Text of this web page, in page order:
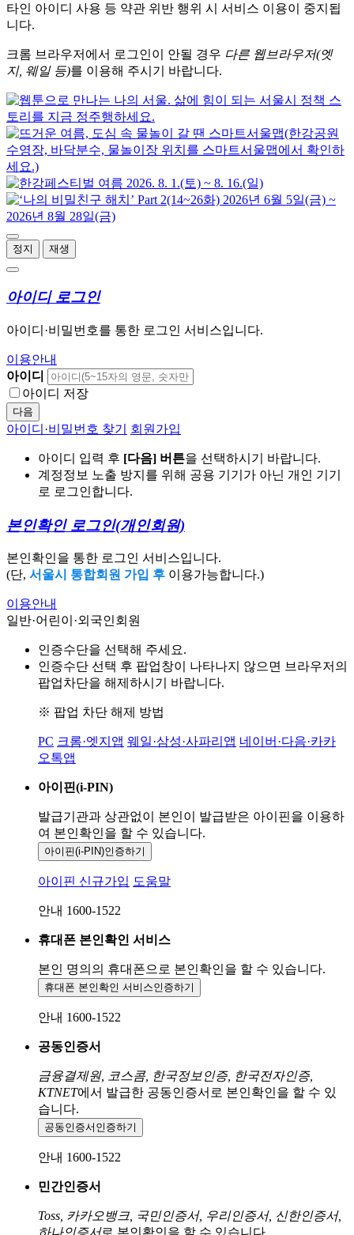
타인 아이디 사용 등 약관 위반 행위 시 서비스 이용이 중지됩
니다.
크롬 브라우저에서 로그인이 안될 경우 다른 웹브라우저(엣
지, 웨일 등)를 이용해 주시기 바랍니다.
정지 재생
아이디 로그인
아이디·비밀번호를 통한 로그인 서비스입니다.
이용안내
아이디
아이디 저장
다음
아이디·비밀번호 찾기 회원가입
아이디 입력 후 [다음] 버튼을 선택하시기 바랍니다.
계정정보 노출 방지를 위해 공용 기기가 아닌 개인 기기
로 로그인합니다.
본인확인 로그인(개인회원)
본인확인을 통한 로그인 서비스입니다.
(단, 서울시 통합회원 가입 후 이용가능합니다.)
이용안내
일반·어린이·외국인회원
인증수단을 선택해 주세요.
인증수단 선택 후 팝업창이 나타나지 않으면 브라우저의
팝업차단을 해제하시기 바랍니다.
※ 팝업 차단 해제 방법
PC 크롬·엣지앱 웨일·삼성·사파리앱 네이버·다음·카카
오톡앱
아이핀(i-PIN)
발급기관과 상관없이 본인이 발급받은 아이핀을 이용하
여 본인확인을 할 수 있습니다.
아이핀(i-PIN)인증하기
아이핀 신규가입 도움말
안내 1600-1522
휴대폰 본인확인 서비스
본인 명의의 휴대폰으로 본인확인을 할 수 있습니다.
휴대폰 본인확인 서비스인증하기
안내 1600-1522
공동인증서
금융결제원, 코스콤, 한국정보인증, 한국전자인증,
KTNET에서 발급한 공동인증서로 본인확인을 할 수 있
습니다.
공동인증서 인증하기
안내 1600-1522
민간인증서
Toss, 카카오뱅크, 국민인증서, 우리인증서, 신한인증서,